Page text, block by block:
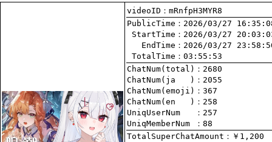
videoID：mRnfpH3MYR8
PublicTime
StartTime
   EndTime
TotalTime ：03:55:53
ChatNum(total)
ChatNum(ja   )
ChatNum(emoji)
ChatNum(en   )
UniqUserNum
：257
UniqMemberNum
：88
TotalSuperChatAmount